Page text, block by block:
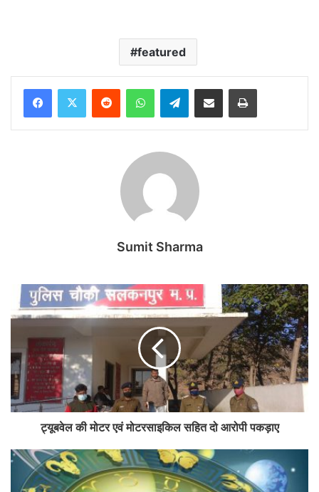
featured
Telegram
Sumit Sharma
ट्यूबवेल की मोटर एवं मोटरसाइकिल सहित दो आरोपी पकड़ाए